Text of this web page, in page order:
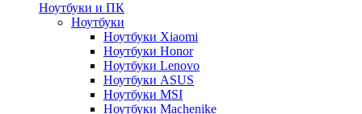
Ноутбуки и ПК
Ноутбуки
Ноутбуки Xiaomi
Ноутбуки Honor
Ноутбуки Lenovo
Ноутбуки ASUS
Ноутбуки MSI
Ноутбуки Machenike